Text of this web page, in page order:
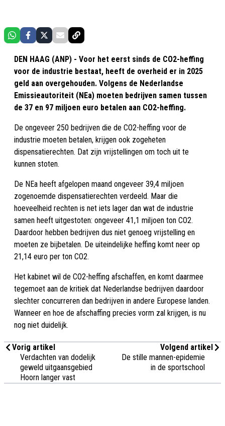
DEN HAAG (ANP) - Voor het eerst sinds de CO2-heffing
voor de industrie bestaat, heeft de overheid er in 2025
geld aan overgehouden. Volgens de Nederlandse
Emissieautoriteit (NEa) moeten bedrijven samen tussen
de 37 en 97 miljoen euro betalen aan CO2-heffing.
De ongeveer 250 bedrijven die de CO2-heffing voor de
industrie moeten betalen, krijgen ook zogeheten
dispensatierechten. Dat zijn vrijstellingen om toch uit te
kunnen stoten.
De NEa heeft afgelopen maand ongeveer 39,4 miljoen
zogenoemde dispensatierechten verdeeld. Maar die
hoeveelheid rechten is net iets lager dan wat de industrie
samen heeft uitgestoten: ongeveer 41,1 miljoen ton CO2.
Daardoor hebben bedrijven dus niet genoeg vrijstelling en
moeten ze bijbetalen. De uiteindelijke heffing komt neer op
21,14 euro per ton CO2.
Het kabinet wil de CO2-heffing afschaffen, en komt daarmee
tegemoet aan de kritiek dat Nederlandse bedrijven daardoor
slechter concurreren dan bedrijven in andere Europese landen.
Wanneer en hoe de afschaffing precies vorm zal krijgen, is nu
nog niet duidelijk.
Vorig artikel
Verdachten van dodelijk
geweld uitgaansgebied
Hoorn langer vast
Volgend artikel
De stille mannen-epidemie
in de sportschool